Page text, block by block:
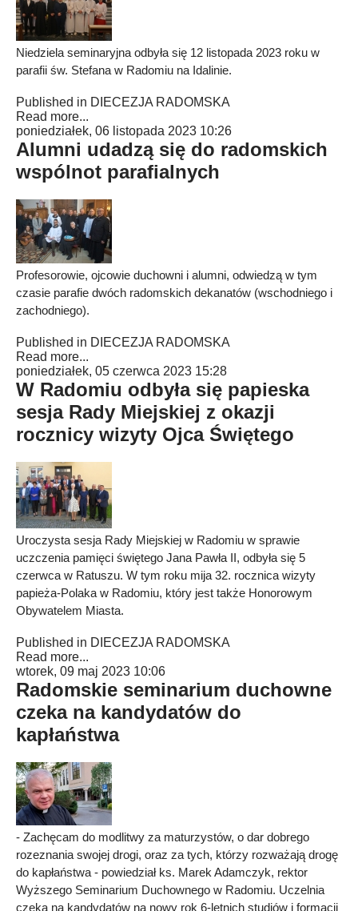
Niedziela seminaryjna odbyła się 12 listopada 2023 roku w
parafii św. Stefana w Radomiu na Idalinie.
Published in DIECEZJA RADOMSKA
Read more...
poniedziałek, 06 listopada 2023 10:26
Alumni udadzą się do radomskich
wspólnot parafialnych
Profesorowie, ojcowie duchowni i alumni, odwiedzą w tym
czasie parafie dwóch radomskich dekanatów (wschodniego i
zachodniego).
Published in DIECEZJA RADOMSKA
Read more...
poniedziałek, 05 czerwca 2023 15:28
W Radomiu odbyła się papieska
sesja Rady Miejskiej z okazji
rocznicy wizyty Ojca Świętego
Uroczysta sesja Rady Miejskiej w Radomiu w sprawie
uczczenia pamięci świętego Jana Pawła II, odbyła się 5
czerwca w Ratuszu. W tym roku mija 32. rocznica wizyty
papieża-Polaka w Radomiu, który jest także Honorowym
Obywatelem Miasta.
Published in DIECEZJA RADOMSKA
Read more...
wtorek, 09 maj 2023 10:06
Radomskie seminarium duchowne
czeka na kandydatów do
kapłaństwa
- Zachęcam do modlitwy za maturzystów, o dar dobrego
rozeznania swojej drogi, oraz za tych, którzy rozważają drogę
do kapłaństwa - powiedział ks. Marek Adamczyk, rektor
Wyższego Seminarium Duchownego w Radomiu. Uczelnia
czeka na kandydatów na nowy rok 6-letnich studiów i formacji